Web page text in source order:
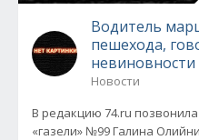
Водитель
пешехода,
невиновности
Новости
В редакцию 74.ru
«газели» №99 Галина